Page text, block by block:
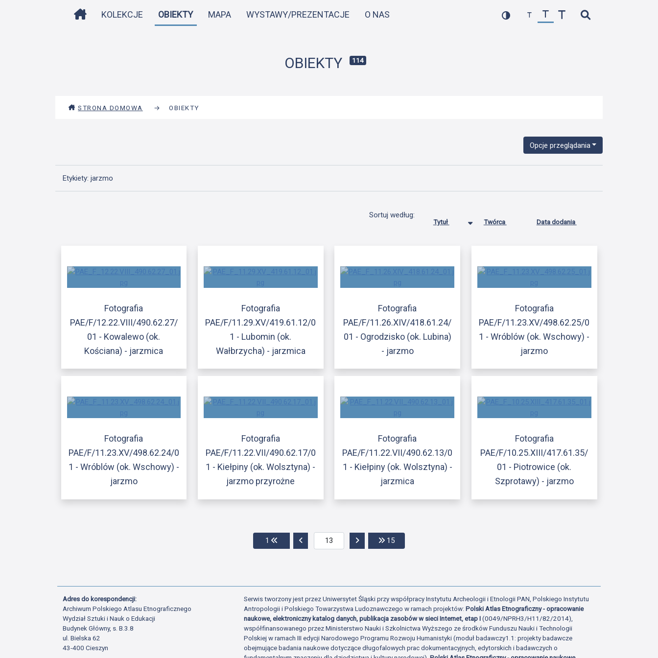
do
STRONA DOMOWA
KOLEKCJE OBIEKTY MAPA WYSTAWY/PREZENTACJE O NAS
OBIEKTY 114
STRONA DOMOWA → OBIEKTY
Opcje przeglądania
Etykiety: jarzmo
Sortuj według:
Tytuł Twórca Data dodania
Fotografia
PAE/F/12.22.VIII/490.62.27/
01 - Kowalewo (ok.
Kościana) - jarzmica
Fotografia
PAE/F/11.29.XV/419.61.12/0
1 - Lubomin (ok.
Wałbrzycha) - jarzmica
Fotografia
PAE/F/11.26.XIV/418.61.24/
01 - Ogrodzisko (ok. Lubina)
- jarzmo
Fotografia
PAE/F/11.23.XV/498.62.25/0
1 - Wróblów (ok. Wschowy) -
jarzmo
Fotografia
PAE/F/11.23.XV/498.62.24/0
1 - Wróblów (ok. Wschowy) -
jarzmo
Fotografia
PAE/F/11.22.VII/490.62.17/0
1 - Kiełpiny (ok. Wolsztyna) -
jarzmo przyrożne
Fotografia
PAE/F/11.22.VII/490.62.13/0
1 - Kiełpiny (ok. Wolsztyna) -
jarzmica
Fotografia
PAE/F/10.25.XIII/417.61.35/
01 - Piotrowice (ok.
Szprotawy) - jarzmo
1 Przejdź do pierwszej strony
Przejdź do poprzedniej stronyPrzejdź do następnej strony
15Przejdź do ostatniej strony
Adres do korespondencji:
Archiwum Polskiego Atlasu Etnograficznego
Wydział Sztuki i Nauk o Edukacji
Budynek Główny, s. B.3.8
ul. Bielska 62
43-400 Cieszyn
Serwis tworzony jest przez Uniwersytet Śląski przy współpracy Instytutu Archeologii i Etnologii PAN, Polskiego Instytutu
Antropologii i Polskiego Towarzystwa Ludoznawczego w ramach projektów:Polski Atlas Etnograficzny - opracowanie
naukowe, elektroniczny katalog danych, publikacja zasobów w sieci Internet, etap I(0049/NPRH3/H11/82/2014),
współfinansowanego przez Ministerstwo Nauki i Szkolnictwa Wyższego ze środków Funduszu Nauki i Technologii
Polskiej w ramach III edycji Narodowego Programu Rozwoju Humanistyki (moduł badawczy1.1: projekty badawcze
obejmujące badania naukowe dotyczące długofalowych prac dokumentacyjnych, edytorskich i badawczych o